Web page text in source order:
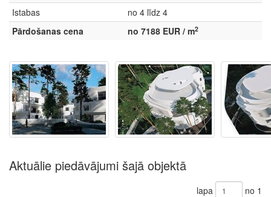
Istabas
no 4 līdz 4
Pārdošanas cena
no 7188 EUR / m2
Aktuālie piedāvājumi šajā objektā
lapa no 1